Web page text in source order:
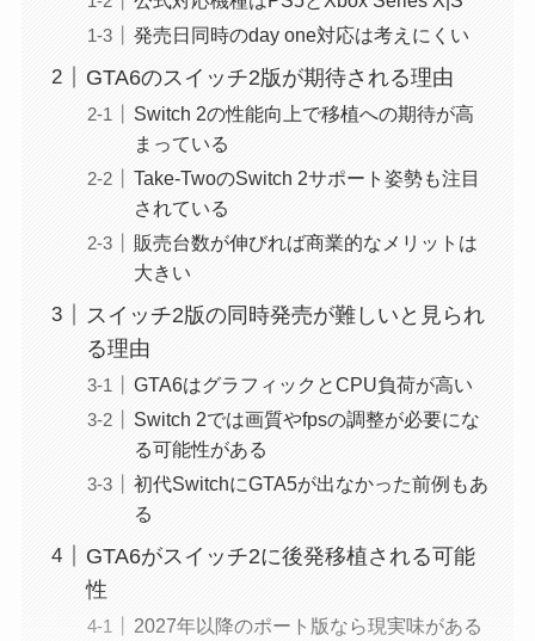
発売日同時のday one対応は考えにくい
GTA6のスイッチ2版が期待される理由
Switch 2の性能向上で移植への期待が高
まっている
Take-TwoのSwitch 2サポート姿勢も注目
されている
販売台数が伸びれば商業的なメリットは
大きい
スイッチ2版の同時発売が難しいと見られ
る理由
GTA6はグラフィックとCPU負荷が高い
Switch 2では画質やfpsの調整が必要にな
る可能性がある
初代SwitchにGTA5が出なかった前例もあ
る
GTA6がスイッチ2に後発移植される可能
性
2027年以降のポート版なら現実味がある